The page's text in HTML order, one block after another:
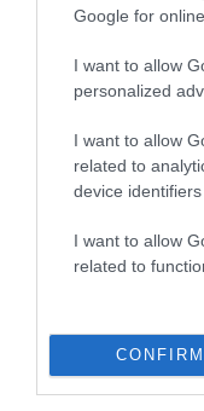
Google for
I want to allow
personalized
I want to allow
related to
device identifiers
I want to allow
related to
CONFIRM
2026-08-09.
Veréb Tamás válik